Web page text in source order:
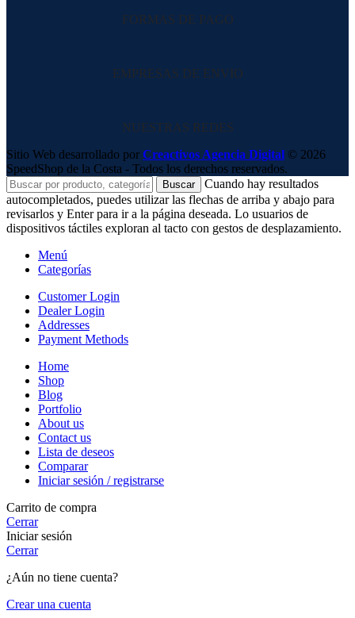
FORMAS DE PAGO
EMPRESAS DE ENVIO
NUESTRAS REDES
Sitio Web desarrollado por Creactivos Agencia Digital © 2026
SpeedShop de la Costa - Todos los derechos reservados.
Buscar
Cuando hay resultados
autocompletados, puedes utilizar las flechas de arriba y abajo para
revisarlos y Enter para ir a la página deseada. Lo usuarios de
dispositivos táctiles exploran al tacto con gestos de desplazamiento.
Menú
Categorías
Customer Login
Dealer Login
Addresses
Payment Methods
Home
Shop
Blog
Portfolio
About us
Contact us
Lista de deseos
Comparar
Iniciar sesión / registrarse
Carrito de compra
Cerrar
Iniciar sesión
Cerrar
¿Aún no tiene cuenta?
Crear una cuenta